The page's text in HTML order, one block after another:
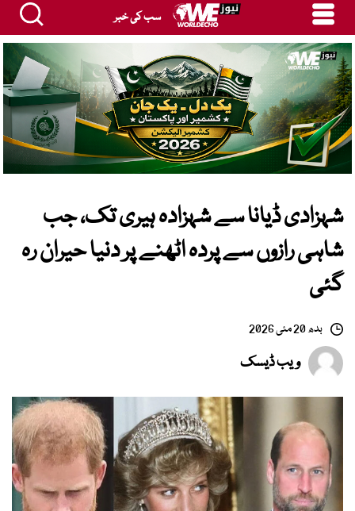
سب کی خبر
شہزادی ڈیانا سے شہزادہ ہیری تک، جب
شاہی رازوں سے پردہ اٹھنے پر دنیا حیران رہ
گئی
بدھ 20 مئی 2026
ویب ڈیسک